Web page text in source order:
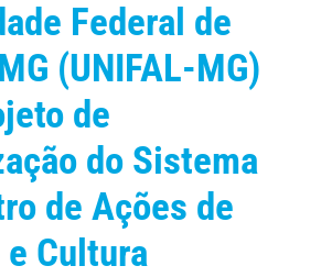
Federal de
(UNIFAL-MG)
de
do Sistema
de Ações de
e Cultura